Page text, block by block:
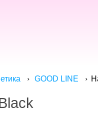
GOOD LINE